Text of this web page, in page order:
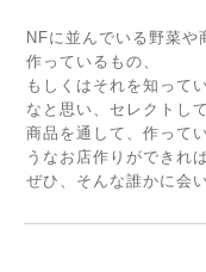
NFに並んでいる野菜
作っているもの、
もしくはそれを知って
なと思い、セレクトし
商品を通して、作って
うなお店作りができれ
ぜひ、そんな誰かに会